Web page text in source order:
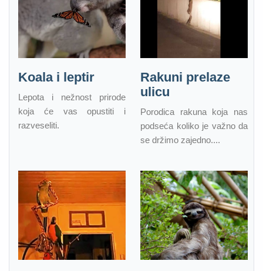
Koala i leptir
Lepota i nežnost prirode
koja će vas opustiti i
razveseliti.
Rakuni prelaze
ulicu
Porodica rakuna koja nas
podseća koliko je važno da
se držimo zajedno....